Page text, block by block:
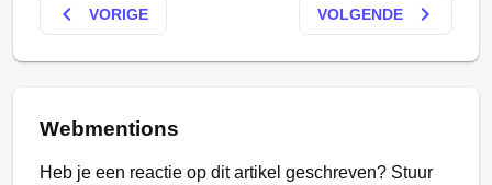
keyboard_arrow_left VORIGE VOLGENDE keyboard_arrow_right
Webmentions
Heb je een reactie op dit artikel geschreven? Stuur